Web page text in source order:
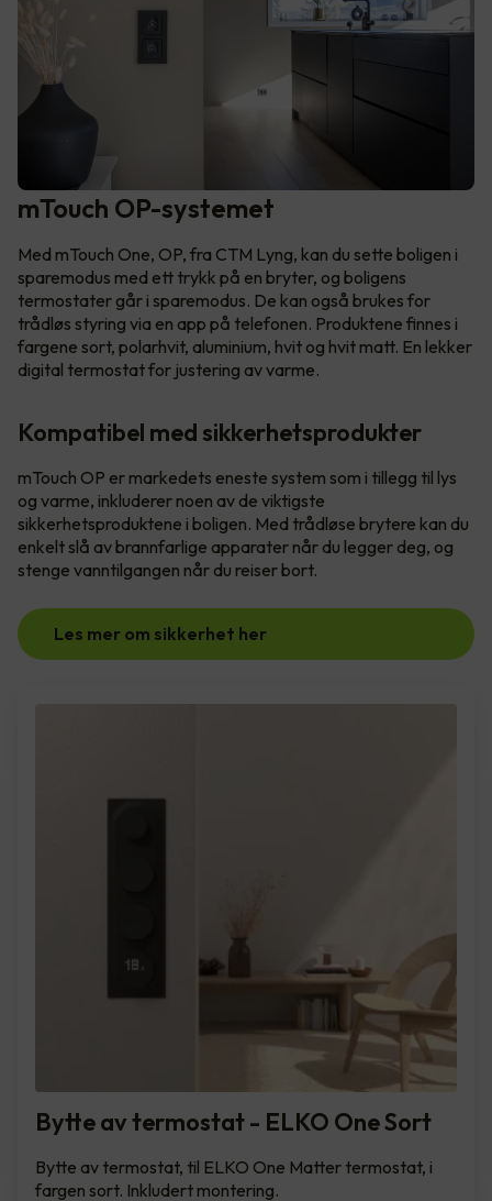
mTouch OP-systemet
Med mTouch One, OP, fra CTM Lyng, kan du sette boligen i
sparemodus med ett trykk på en bryter, og boligens
termostater går i sparemodus. De kan også brukes for
trådløs styring via en app på telefonen. Produktene finnes i
fargene sort, polarhvit, aluminium, hvit og hvit matt. En lekker
digital termostat for justering av varme.
Kompatibel med sikkerhetsprodukter
mTouch OP er markedets eneste system som i tillegg til lys
og varme, inkluderer noen av de viktigste
sikkerhetsproduktene i boligen. Med trådløse brytere kan du
enkelt slå av brannfarlige apparater når du legger deg, og
stenge vanntilgangen når du reiser bort.
Les mer om sikkerhet her
Bytte av termostat - ELKO One Sort
Bytte av termostat, til ELKO One Matter termostat, i
fargen sort. Inkludert montering.